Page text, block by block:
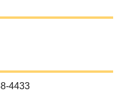
4433